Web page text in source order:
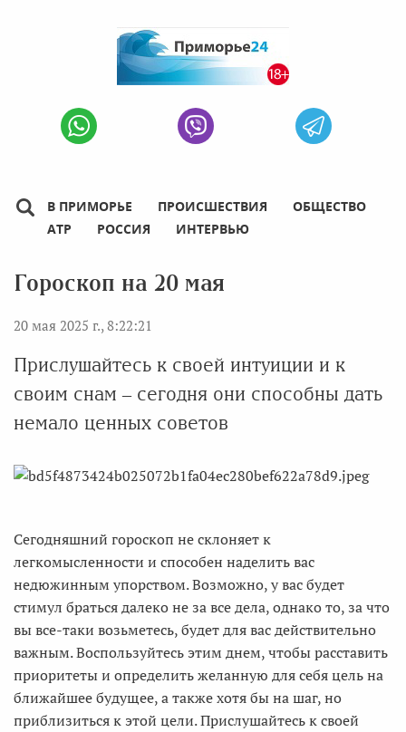
В ПРИМОРЬЕ ПРОИСШЕСТВИЯ
ОБЩЕСТВО
АТР
РОССИЯ ИНТЕРВЬЮ
Гороскоп на 20 мая
20 мая 2025 г., 8:22:21
Прислушайтесь к своей интуиции и к
своим снам – сегодня они способны дать
немало ценных советов
Сегодняшний гороскоп не склоняет к
легкомысленности и способен наделить вас
недюжинным упорством. Возможно, у вас будет
стимул браться далеко не за все дела, однако то, за что
вы все-таки возьметесь, будет для вас действительно
важным. Воспользуйтесь этим днем, чтобы расставить
приоритеты и определить желанную для себя цель на
ближайшее будущее, а также хотя бы на шаг, но
приблизиться к этой цели. Прислушайтесь к своей